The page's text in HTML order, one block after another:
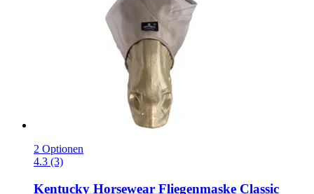
2 Optionen
4.3 (3)
Kentucky Horsewear Fliegenmaske Classic